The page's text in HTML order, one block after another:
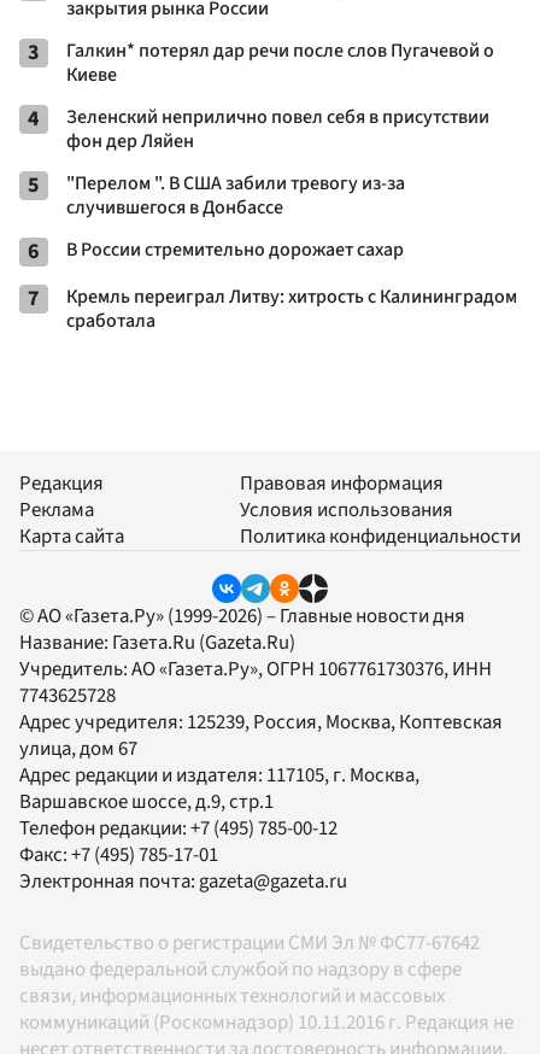
закрытия рынка России
3
Галкин* потерял дар речи после слов Пугачевой о
Киеве
4
Зеленский неприлично повел cебя в присутствии
фон дер Ляйен
5
"Перелом ". В США забили тревогу из-за
случившегося в Донбассе
6 В России стремительно дорожает сахар
7
Кремль переиграл Литву: хитрость с Калининградом
сработала
Редакция
Реклама
Карта сайта
Правовая информация
Условия использования
Политика конфиденциальности
© АО «Газета.Ру» (1999-2026) – Главные новости дня
Название: Газета.Ru (Gazeta.Ru)
Учредитель:АО «Газета.Ру», ОГРН 1067761730376, ИНН
7743625728
Адрес учредителя: 125239, Россия, Москва, Коптевская
улица, дом 67
Адрес редакции и издателя: 117105, г. Москва,
Варшавское шоссе, д.9, стр.1
Телефон редакции:+7 (495) 785-00-12
Факс:+7 (495) 785-17-01
Электронная почта:gazeta@gazeta.ru
Свидетельство о регистрации СМИ Эл № ФС77-67642
выдано федеральной службой по надзору в сфере
связи, информационных технологий и массовых
коммуникаций (Роскомнадзор) 10.11.2016 г. Редакция не